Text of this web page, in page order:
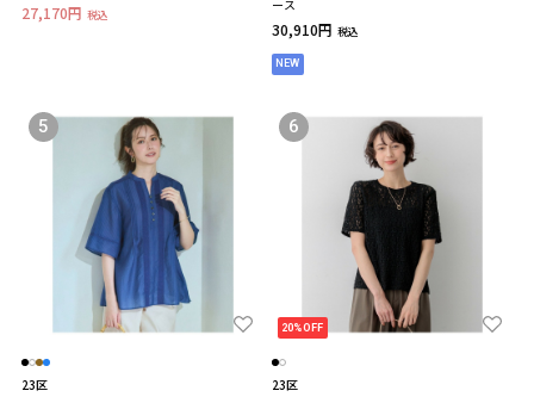
27,170円 税込
ース
30,910円 税込
NEW
5
23区
20%OFF
6
23区